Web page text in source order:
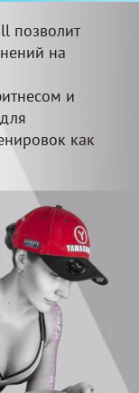
позволит
на
и
как